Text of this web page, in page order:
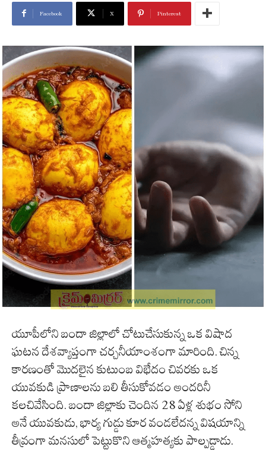
Facebook X Pinterest
యూపీలోని బందా జిల్లాలో చోటుచేసుకున్న ఒక విషాద
ఘటన దేశవ్యాప్తంగా చర్చనీయాంశంగా మారింది. చిన్న
కారణంతో మొదలైన కుటుంబ విభేదం చివరకు ఒక
యువకుడి ప్రాణాలను బలి తీసుకోవడం అందరినీ
కలచివేసింది. బందా జిల్లాకు చెందిన 28 ఏళ్ల శుభం సోని
అనే యువకుడు, భార్య గుడ్డు కూర వండలేదన్న విషయాన్ని
తీవ్రంగా మనసులో పెట్టుకొని ఆత్మహత్యకు పాల్పడ్డాడు.